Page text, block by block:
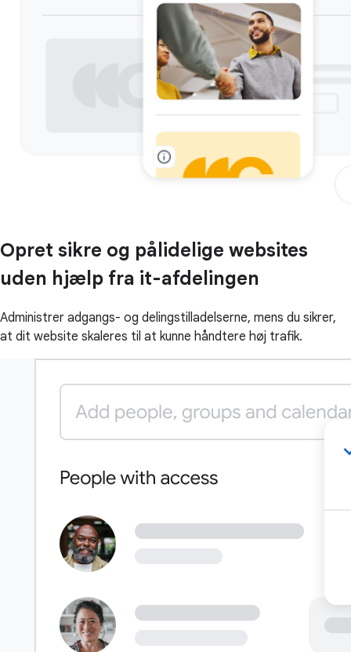
Opret sikre og pålidelige websites
uden hjælp fra it-afdelingen
Administrer adgangs- og delingstilladelserne, mens du sikrer,
at dit website skaleres til at kunne håndtere høj trafik.